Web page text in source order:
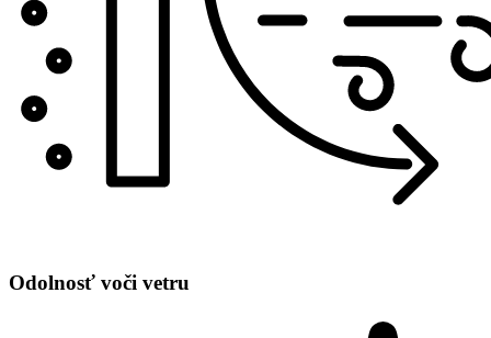
Odolnosť voči vetru